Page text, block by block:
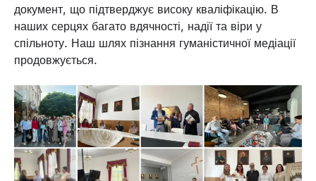
документ, що підтверджує високу кваліфікацію. В
наших серцях багато вдячності, надії та віри у
спільноту. Наш шлях пізнання гуманістичної медіації
продовжується.